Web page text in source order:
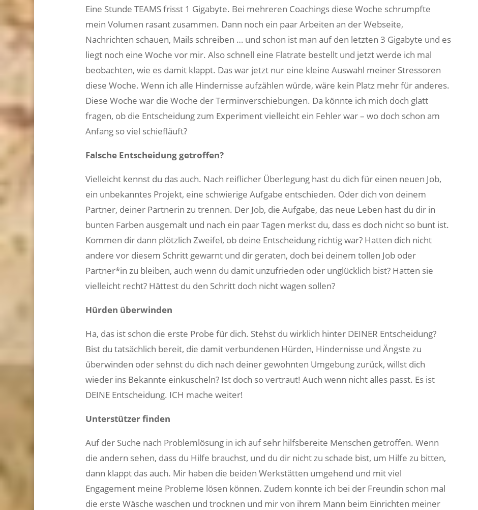
Eine Stunde TEAMS frisst 1 Gigabyte. Bei mehreren Coachings diese Woche schrumpfte
mein Volumen rasant zusammen. Dann noch ein paar Arbeiten an der Webseite,
Nachrichten schauen, Mails schreiben … und schon ist man auf den letzten 3 Gigabyte und es
liegt noch eine Woche vor mir. Also schnell eine Flatrate bestellt und jetzt werde ich mal
beobachten, wie es damit klappt. Das war jetzt nur eine kleine Auswahl meiner Stressoren
diese Woche. Wenn ich alle Hindernisse aufzählen würde, wäre kein Platz mehr für anderes.
Diese Woche war die Woche der Terminverschiebungen. Da könnte ich mich doch glatt
fragen, ob die Entscheidung zum Experiment vielleicht ein Fehler war – wo doch schon am
Anfang so viel schiefläuft?
Falsche Entscheidung getroffen?
Vielleicht kennst du das auch. Nach reiflicher Überlegung hast du dich für einen neuen Job,
ein unbekanntes Projekt, eine schwierige Aufgabe entschieden. Oder dich von deinem
Partner, deiner Partnerin zu trennen. Der Job, die Aufgabe, das neue Leben hast du dir in
bunten Farben ausgemalt und nach ein paar Tagen merkst du, dass es doch nicht so bunt ist.
Kommen dir dann plötzlich Zweifel, ob deine Entscheidung richtig war? Hatten dich nicht
andere vor diesem Schritt gewarnt und dir geraten, doch bei deinem tollen Job oder
Partner*in zu bleiben, auch wenn du damit unzufrieden oder unglücklich bist? Hatten sie
vielleicht recht? Hättest du den Schritt doch nicht wagen sollen?
Hürden überwinden
Ha, das ist schon die erste Probe für dich. Stehst du wirklich hinter DEINER Entscheidung?
Bist du tatsächlich bereit, die damit verbundenen Hürden, Hindernisse und Ängste zu
überwinden oder sehnst du dich nach deiner gewohnten Umgebung zurück, willst dich
wieder ins Bekannte einkuscheln? Ist doch so vertraut! Auch wenn nicht alles passt. Es ist
DEINE Entscheidung. ICH mache weiter!
Unterstützer finden
Auf der Suche nach Problemlösung in ich auf sehr hilfsbereite Menschen getroffen. Wenn
die andern sehen, dass du Hilfe brauchst, und du dir nicht zu schade bist, um Hilfe zu bitten,
dann klappt das auch. Mir haben die beiden Werkstätten umgehend und mit viel
Engagement meine Probleme lösen können. Zudem konnte ich bei der Freundin schon mal
die erste Wäsche waschen und trocknen und mir von ihrem Mann beim Einrichten meiner